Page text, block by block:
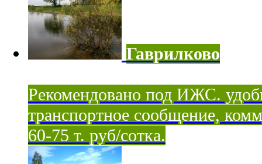
Гаврилково
Рекомендовано под ИЖС.
транспортное сообщение,
60-75 т. руб/сотка.